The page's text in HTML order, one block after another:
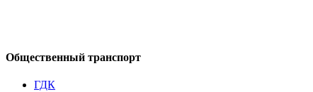
Общественный транспорт
ГДК